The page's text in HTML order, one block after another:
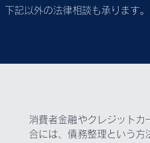
下記以外の法律相談も承ります
消費者金融やクレジットカ
合には、債務整理という方